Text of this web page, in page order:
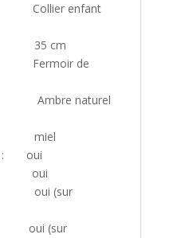
enfant
cm
Fermoir de
naturel
: oui
oui
oui (sur
: oui (sur